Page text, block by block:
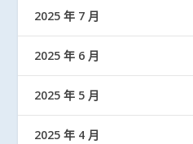
2025 年 7 月
2025 年 6 月
2025 年 5 月
2025 年 4 月